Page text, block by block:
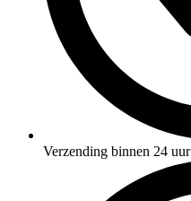
Verzending binnen 24 uur